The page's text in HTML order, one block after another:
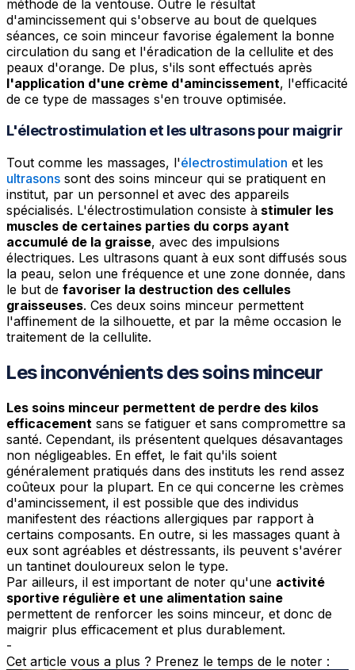
méthode de la ventouse. Outre le résultat
d'amincissement qui s'observe au bout de quelques
séances, ce soin minceur favorise également la bonne
circulation du sang et l'éradication de la cellulite et des
peaux d'orange. De plus, s'ils sont effectués après
l'application d'une crème d'amincissement, l'efficacité
de ce type de massages s'en trouve optimisée.
L'électrostimulation et les ultrasons pour maigrir
Tout comme les massages, l'électrostimulation et les
ultrasons sont des soins minceur qui se pratiquent en
institut, par un personnel et avec des appareils
spécialisés. L'électrostimulation consiste à stimuler les
muscles de certaines parties du corps ayant
accumulé de la graisse, avec des impulsions
électriques. Les ultrasons quant à eux sont diffusés sous
la peau, selon une fréquence et une zone donnée, dans
le but de favoriser la destruction des cellules
graisseuses. Ces deux soins minceur permettent
l'affinement de la silhouette, et par la même occasion le
traitement de la cellulite.
Les inconvénients des soins minceur
Les soins minceur permettent de perdre des kilos
efficacement sans se fatiguer et sans compromettre sa
santé. Cependant, ils présentent quelques désavantages
non négligeables. En effet, le fait qu'ils soient
généralement pratiqués dans des instituts les rend assez
coûteux pour la plupart. En ce qui concerne les crèmes
d'amincissement, il est possible que des individus
manifestent des réactions allergiques par rapport à
certains composants. En outre, si les massages quant à
eux sont agréables et déstressants, ils peuvent s'avérer
un tantinet douloureux selon le type.
Par ailleurs, il est important de noter qu'une activité
sportive régulière et une alimentation saine
permettent de renforcer les soins minceur, et donc de
maigrir plus efficacement et plus durablement.
-
Cet article vous a plus ? Prenez le temps de le noter :